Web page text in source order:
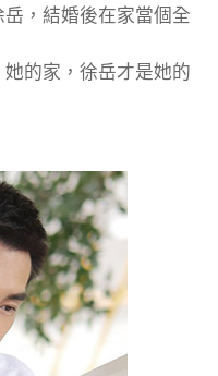
，結婚後在家當個全
的家，徐岳才是她的